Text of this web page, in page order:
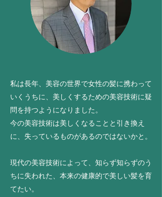
私は長年、美容の世界で女性の髪に携わって
いくうちに、美しくするための美容技術に疑
問を持つようになりました。
今の美容技術は美しくなることと引き換え
に、失っているものがあるのではないかと。
現代の美容技術によって、知らず知らずのう
ちに失われた、本来の健康的で美しい髪を育
てたい。